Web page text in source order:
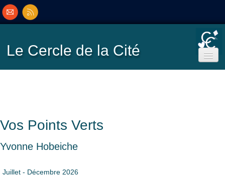
Le Cercle de la Cité
Vos Points Verts
Yvonne Hobeiche
Juillet - Décembre 2026